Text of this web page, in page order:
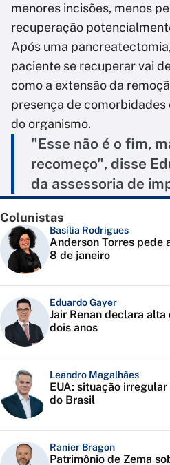
menores incisões, menos
recuperação
Após uma
paciente se recuperar vai
como a extensão da
presença de
do organismo.
"Esse não é o fim,
recomeço", disse
da assessoria de
Colunistas
Basília Rodrigues
Anderson Torres pede
8 de janeiro
Eduardo Gayer
Jair Renan declara
dois anos
Leandro Magalhães
EUA: situação
do Brasil
Ranier Bragon
Patrimônio de Zema